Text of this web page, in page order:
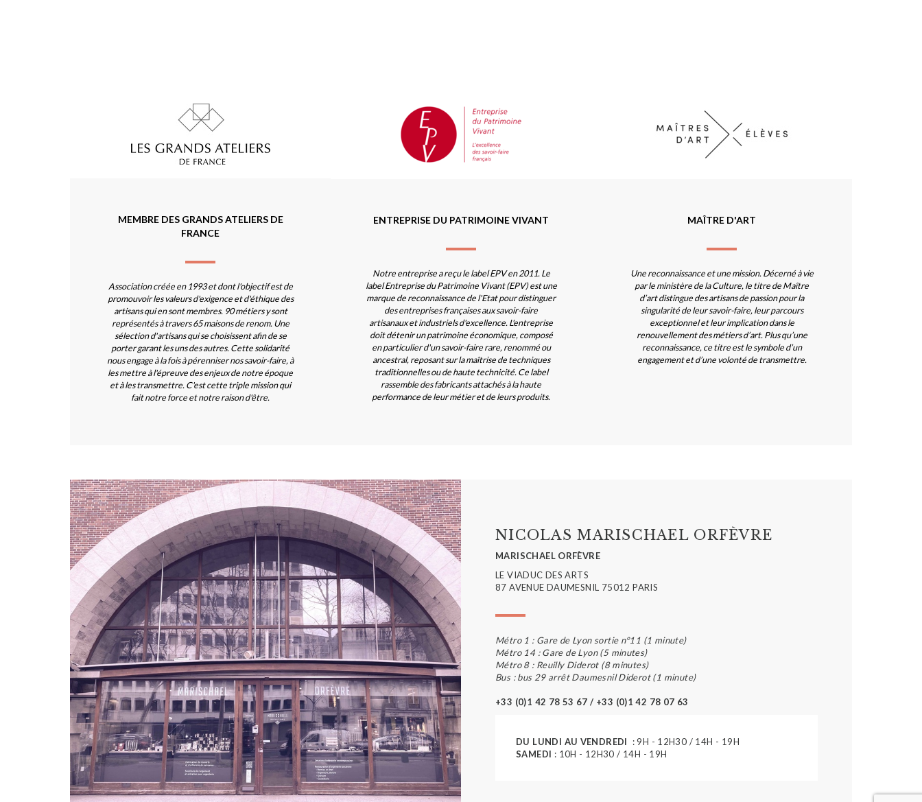
MEMBRE DES GRANDS ATELIERS DE
FRANCE
Association créée en 1993 et dont l'objectif est de
promouvoir les valeurs d'exigence et d'éthique des
artisans qui en sont membres. 90 métiers y sont
représentés à travers 65 maisons de renom. Une
sélection d'artisans qui se choisissent afin de se
porter garant les uns des autres. Cette solidarité
nous engage à la fois à pérenniser nos savoir-faire, à
les mettre à l'épreuve des enjeux de notre époque
et à les transmettre. C'est cette triple mission qui
fait notre force et notre raison d'être.
ENTREPRISE DU PATRIMOINE VIVANT
Notre entreprise a reçu le label EPV en 2011. Le
label Entreprise du Patrimoine Vivant (EPV) est une
marque de reconnaissance de l'Etat pour distinguer
des entreprises françaises aux savoir-faire
artisanaux et industriels d'excellence. L'entreprise
doit détenir un patrimoine économique, composé
en particulier d'un savoir-faire rare, renommé ou
ancestral, reposant sur la maîtrise de techniques
traditionnelles ou de haute technicité. Ce label
rassemble des fabricants attachés à la haute
performance de leur métier et de leurs produits.
MAÎTRE D'ART
Une reconnaissance et une mission. Décerné à vie
par le ministère de la Culture, le titre de Maître
d’art distingue des artisans de passion pour la
singularité de leur savoir-faire, leur parcours
exceptionnel et leur implication dans le
renouvellement des métiers d’art. Plus qu’une
reconnaissance, ce titre est le symbole d’un
engagement et d’une volonté de transmettre.
NICOLAS MARISCHAEL ORFÈVRE
MARISCHAEL ORFÈVRE
LE VIADUC DES ARTS
87 AVENUE DAUMESNIL 75012 PARIS
Métro 1 : Gare de Lyon sortie n°11 (1 minute)
Métro 14 : Gare de Lyon (5 minutes)
Métro 8 : Reuilly Diderot (8 minutes)
Bus : bus 29 arrêt Daumesnil Diderot (1 minute)
+33 (0)1 42 78 53 67 / +33 (0)1 42 78 07 63
DU LUNDI AU VENDREDI
: 9H - 12H30 / 14H - 19H
SAMEDI : 10H - 12H30 / 14H - 19H